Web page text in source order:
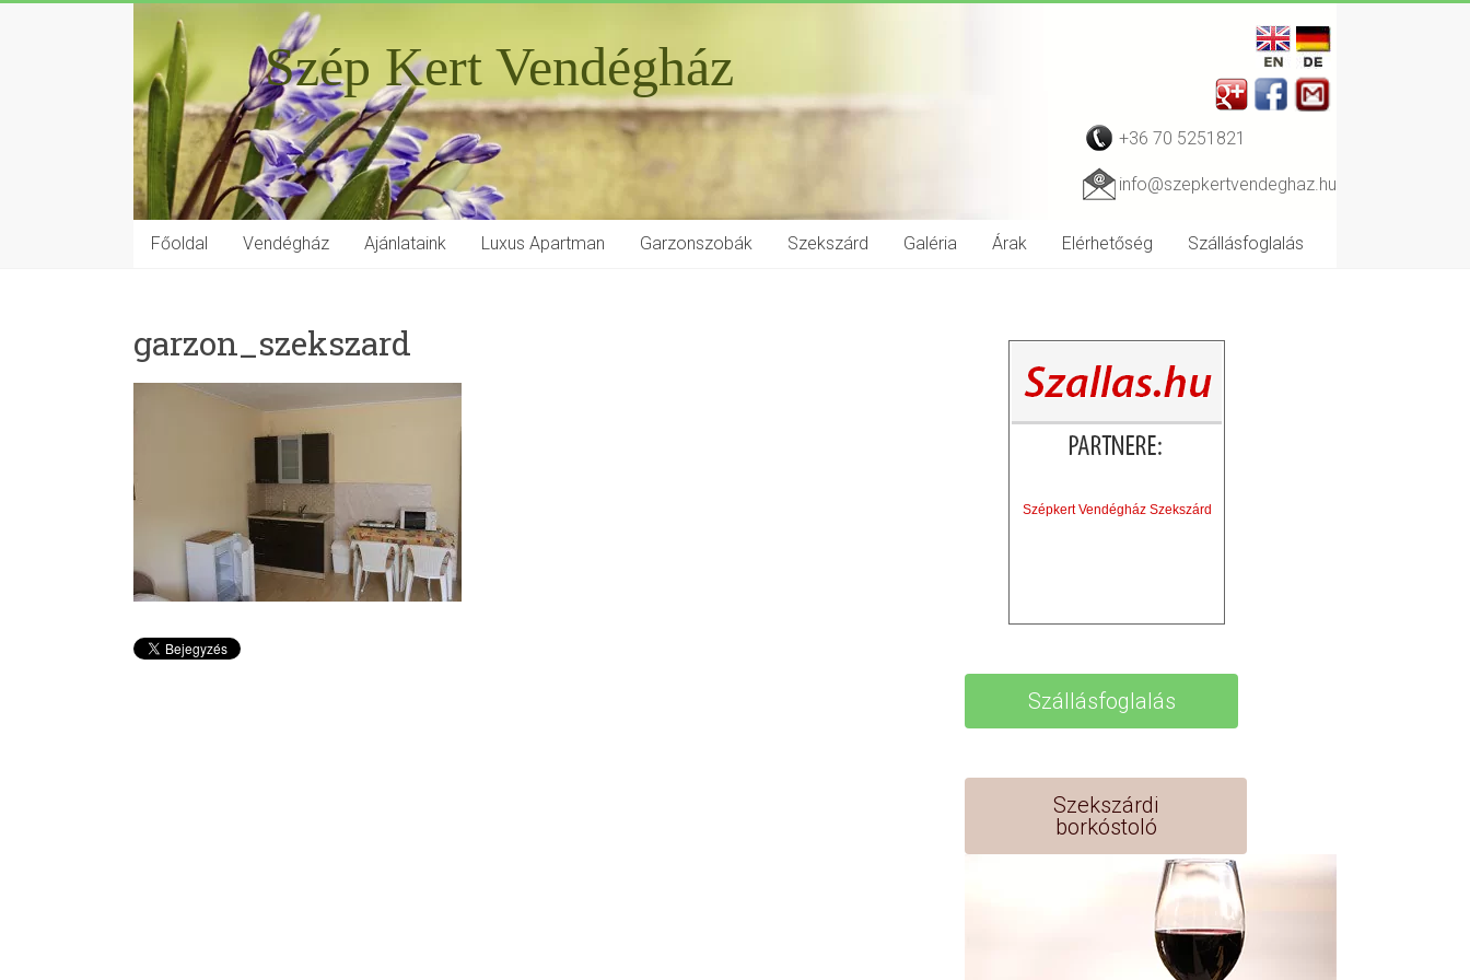
Szép Kert Vendégház
+36 70 5251821
info@szepkertvendeghaz.hu
Főoldal Vendégház Ajánlataink Luxus Apartman Garzonszobák Szekszárd Galéria Árak Elérhetőség Szállásfoglalás
garzon_szekszard
Szépkert Vendégház Szekszárd
Szállásfoglalás
Szekszárdi
borkóstoló